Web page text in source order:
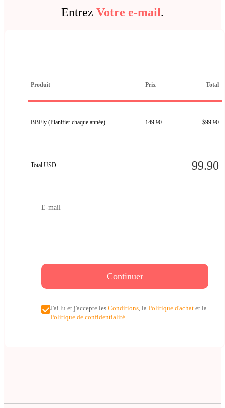
Entrez Votre e-mail.
Produit Prix Total
BBFly (Planifier chaque année) 149.90 $99.90
Total USD 99.90
E-mail
Continuer
J'ai lu et j'accepte lesConditions, laPolitique d'achat et la
Politique de confidentialité